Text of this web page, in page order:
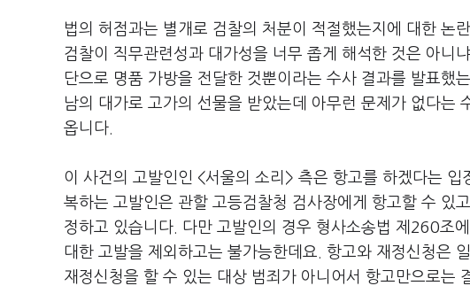
법의 허점과는 별개로 검찰의 처분이 적절했는지에 대한 논
검찰이 직무관련성과 대가성을 너무 좁게 해석한 것은 아니
단으로 명품 가방을 전달한 것뿐이라는 수사 결과를 발표했
남의 대가로 고가의 선물을 받았는데 아무런 문제가 없다는
옵니다.
이 사건의 고발인인 <서울의 소리> 측은 항고를 하겠다는
복하는 고발인은 관할 고등검찰청 검사장에게 항고할 수 있
정하고 있습니다. 다만 고발인의 경우 형사소송법 제260조
대한 고발을 제외하고는 불가능한데요. 항고와 재정신청은
재정신청을 할 수 있는 대상 범죄가 아니어서 항고만으로는